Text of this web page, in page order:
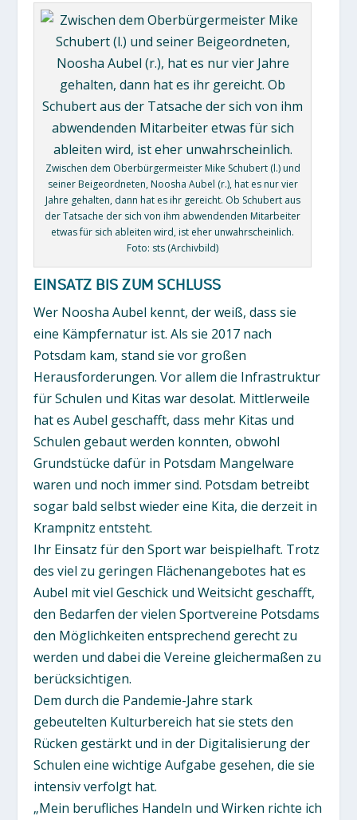
Zwischen dem Oberbürgermeister Mike Schubert (l.) und
seiner Beigeordneten, Noosha Aubel (r.), hat es nur vier
Jahre gehalten, dann hat es ihr gereicht. Ob Schubert aus
der Tatsache der sich von ihm abwendenden Mitarbeiter
etwas für sich ableiten wird, ist eher unwahrscheinlich.
Foto: sts (Archivbild)
EINSATZ BIS ZUM SCHLUSS
Wer Noosha Aubel kennt, der weiß, dass sie
eine Kämpfernatur ist. Als sie 2017 nach
Potsdam kam, stand sie vor großen
Herausforderungen. Vor allem die Infrastruktur
für Schulen und Kitas war desolat. Mittlerweile
hat es Aubel geschafft, dass mehr Kitas und
Schulen gebaut werden konnten, obwohl
Grundstücke dafür in Potsdam Mangelware
waren und noch immer sind. Potsdam betreibt
sogar bald selbst wieder eine Kita, die derzeit in
Krampnitz entsteht.
Ihr Einsatz für den Sport war beispielhaft. Trotz
des viel zu geringen Flächenangebotes hat es
Aubel mit viel Geschick und Weitsicht geschafft,
den Bedarfen der vielen Sportvereine Potsdams
den Möglichkeiten entsprechend gerecht zu
werden und dabei die Vereine gleichermaßen zu
berücksichtigen.
Dem durch die Pandemie-Jahre stark
gebeutelten Kulturbereich hat sie stets den
Rücken gestärkt und in der Digitalisierung der
Schulen eine wichtige Aufgabe gesehen, die sie
intensiv verfolgt hat.
„Mein berufliches Handeln und Wirken richte ich